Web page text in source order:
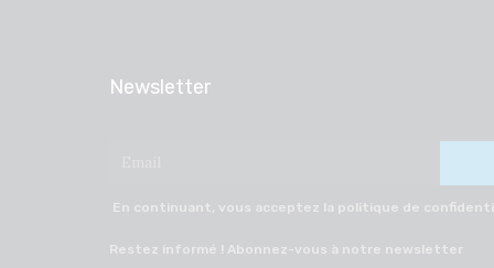
Newsletter
En continuant, vous acceptez la politique de
Restez informé ! Abonnez-vous à notre newsletter